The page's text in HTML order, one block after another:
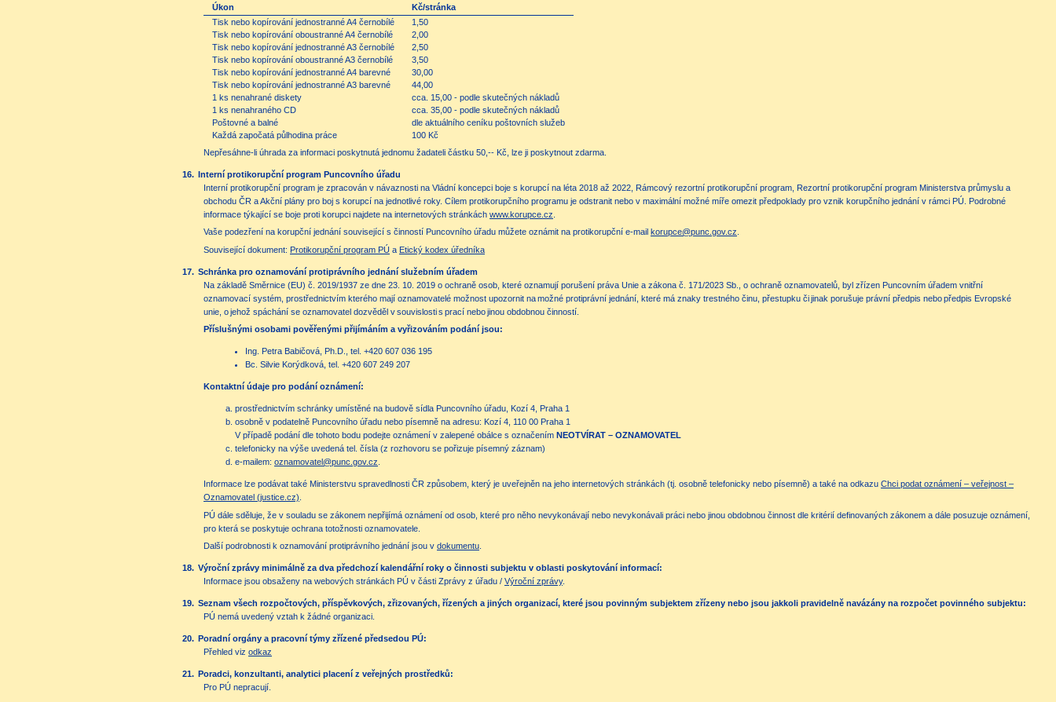
Úkon
Kč/stránka
Tisk nebo kopírování jednostranné A4 černobílé
1,50
Tisk nebo kopírování oboustranné A4 černobílé
2,00
Tisk nebo kopírování jednostranné A3 černobílé
2,50
Tisk nebo kopírování oboustranné A3 černobílé
3,50
Tisk nebo kopírování jednostranné A4 barevné
30,00
Tisk nebo kopírování jednostranné A3 barevné
44,00
1 ks nenahrané diskety
cca. 15,00 - podle skutečných nákladů
1 ks nenahraného CD
cca. 35,00 - podle skutečných nákladů
Poštovné a balné
dle aktuálního ceníku poštovních služeb
Každá započatá půlhodina práce
100 Kč
Nepřesáhne-li úhrada za informaci poskytnutá jednomu žadateli částku 50,-- Kč, lze ji poskytnout zdarma.
16. Interní protikorupční program Puncovního úřadu
Interní protikorupční program je zpracován v návaznosti na Vládní koncepci boje s korupcí na léta 2018 až 2022, Rámcový rezortní protikorupční program, Rezortní protikorupční program Ministerstva průmyslu a
obchodu ČR a Akční plány pro boj s korupcí na jednotlivé roky. Cílem protikorupčního programu je odstranit nebo v maximální možné míře omezit předpoklady pro vznik korupčního jednání v rámci PÚ. Podrobné
informace týkající se boje proti korupci najdete na internetových stránkách www.korupce.cz
Vaše podezření na korupční jednání související s činností Puncovního úřadu můžete oznámit na protikorupční e-mail korupce@punc.gov.cz
Související dokument: Protikorupční program PÚ a Etický kodex úředníka
17. Schránka pro oznamování protiprávního jednání služebním úřadem
Na základě Směrnice (EU) č. 2019/1937 ze dne 23. 10. 2019 o ochraně osob, které oznamují porušení práva Unie a zákona č. 171/2023 Sb., o ochraně oznamovatelů, byl zřízen Puncovním úřadem vnitřní
oznamovací systém, prostřednictvím kterého mají oznamovatelé možnost upozornit na možné protiprávní jednání, které má znaky trestného činu, přestupku či jinak porušuje právní předpis nebo předpis Evropské
unie, o jehož spáchání se oznamovatel dozvěděl v souvislosti s prací nebo jinou obdobnou činností.
Příslušnými osobami pověřenými přijímáním a vyřizováním podání jsou:
Ing. Petra Babičová, Ph.D., tel. +420 607 036 195
Bc. Silvie Korýdková, tel. +420 607 249 207
Kontaktní údaje pro podání oznámení:
prostřednictvím schránky umístěné na budově sídla Puncovního úřadu, Kozí 4, Praha 1
osobně v podatelně Puncovního úřadu nebo písemně na adresu: Kozí 4, 110 00 Praha 1
V případě podání dle tohoto bodu podejte oznámení v zalepené obálce s označením NEOTVÍRAT – OZNAMOVATEL
telefonicky na výše uvedená tel. čísla (z rozhovoru se pořizuje písemný záznam)
e-mailem: oznamovatel@punc.gov.cz
Informace lze podávat také Ministerstvu spravedlnosti ČR způsobem, který je uveřejněn na jeho internetových stránkách (tj. osobně telefonicky nebo písemně) a také na odkazu Chci podat oznámení – veřejnost –
Oznamovatel (justice.cz)
PÚ dále sděluje, že v souladu se zákonem nepřijímá oznámení od osob, které pro něho nevykonávají nebo nevykonávali práci nebo jinou obdobnou činnost dle kritérií definovaných zákonem a dále posuzuje oznámení,
pro která se poskytuje ochrana totožnosti oznamovatele.
Další podrobnosti k oznamování protiprávního jednání jsou v dokumentu
18. Výroční zprávy minimálně za dva předchozí kalendářní roky o činnosti subjektu v oblasti poskytování informací:
Informace jsou obsaženy na webových stránkách PÚ v části Zprávy z úřadu / Výroční zprávy.
19. Seznam všech rozpočtových, příspěvkových, zřizovaných, řízených a jiných organizací, které jsou povinným subjektem zřízeny nebo jsou jakkoli pravidelně navázány na rozpočet povinného subjektu:
PÚ nemá uvedený vztah k žádné organizaci.
20. Poradní orgány a pracovní týmy zřízené předsedou PÚ:
Přehled viz odkaz
21. Poradci, konzultanti, analytici placení z veřejných prostředků:
Pro PÚ nepracují.